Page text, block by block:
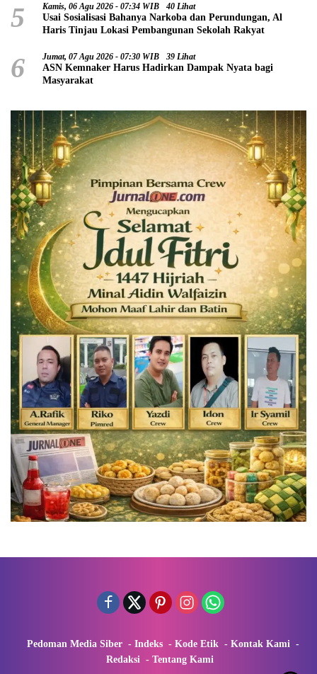
5 Kamis, 06 Agu 2026 - 07:34 WIB 40 Lihat
Usai Sosialisasi Bahanya Narkoba dan Perundungan, Al
Haris Tinjau Lokasi Pembangunan Sekolah Rakyat
6 Jumat, 07 Agu 2026 - 07:30 WIB 39 Lihat
ASN Kemnaker Harus Hadirkan Dampak Nyata bagi
Masyarakat
Pedoman Media Siber Indeks Kode Etik
Kontak Kami
Redaksi
Tentang Kami